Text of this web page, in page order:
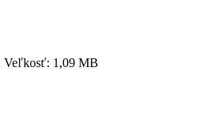
Veľkosť: 1,09 MB